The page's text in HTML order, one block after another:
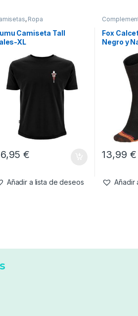
, Ropa
Camiseta Tall
XL
€
Añadir a lista de deseos
Fox
Negro y
13,99 €
Añadir